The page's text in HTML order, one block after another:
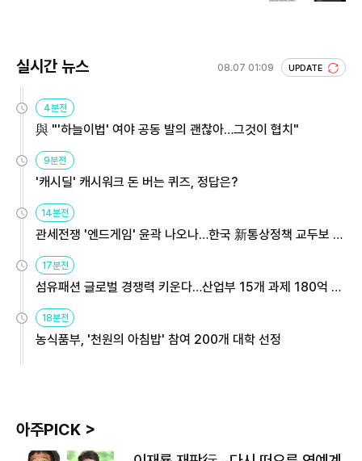
실시간 뉴스 08.07 01:09 UPDATE
4분전
與 "'하늘이법' 여야 공동 발의 괜찮아…그것이 협치"
9분전
'캐시딜' 캐시워크 돈 버는 퀴즈, 정답은?
14분전
관세전쟁 '엔드게임' 윤곽 나오나…한국 新통상정책 교두보 활
17분전
섬유패션 글로벌 경쟁력 키운다…산업부 15개 과제 180억 지
18분전
농식품부, '천원의 아침밥' 참여 200개 대학 선정
아주PICK >